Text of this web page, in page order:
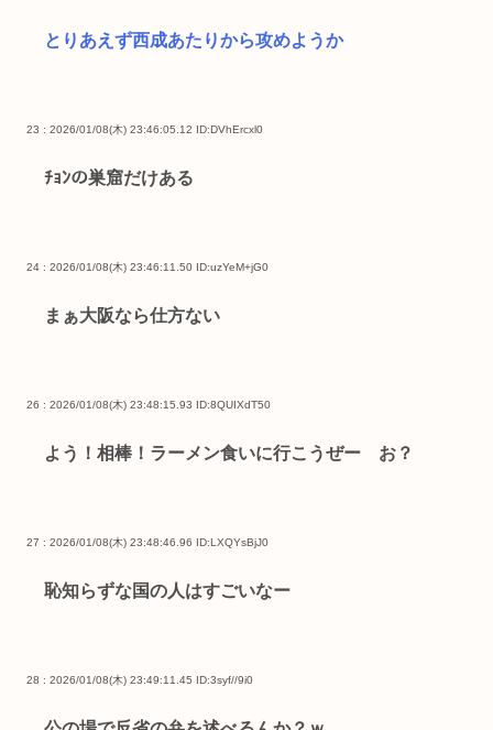
とりあえず西成あたりから攻めようか
23 : 2026/01/08(木) 23:46:05.12 ID:DVhErcxl0
ﾁｮﾝの巣窟だけある
24 : 2026/01/08(木) 23:46:11.50 ID:uzYeM+jG0
まぁ大阪なら仕方ない
26 : 2026/01/08(木) 23:48:15.93 ID:8QUIXdT50
よう！相棒！ラーメン食いに行こうぜー お？
27 : 2026/01/08(木) 23:48:46.96 ID:LXQYsBjJ0
恥知らずな国の人はすごいなー
28 : 2026/01/08(木) 23:49:11.45 ID:3syf//9i0